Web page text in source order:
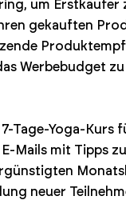
um Erstkäufer
gekauften
Werbebudget
Tage-Yoga-Kurs
Mails mit Tipps
neuer